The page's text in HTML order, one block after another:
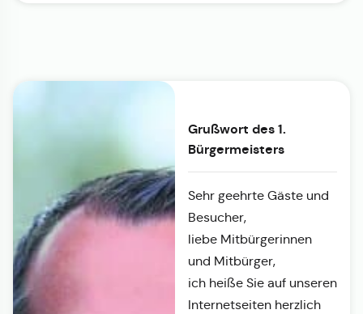
Grußwort des 1.
Bürgermeisters
Sehr geehrte Gäste und
Besucher,
liebe Mitbürgerinnen
und Mitbürger,
ich heiße Sie auf unseren
Internetseiten herzlich